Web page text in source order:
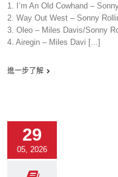
1. I’m An Old Cowhand –
2. Way Out West – Sonny
3. Oleo – Miles Davis/Sonny
4. Airegin – Miles Davi [...]
進一步了解
29
05, 2026